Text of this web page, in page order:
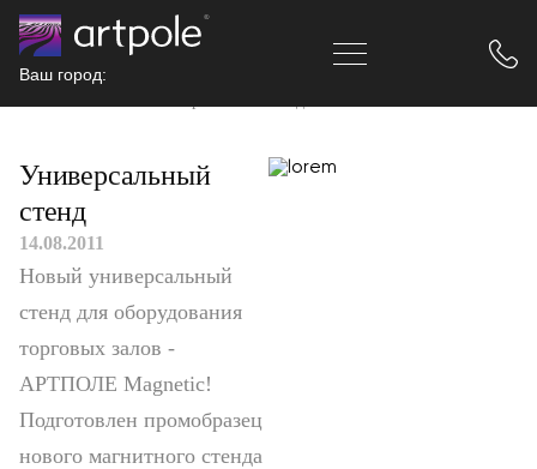
Ваш город:
Универсальный
стенд
14.08.2011
Новый универсальный
стенд для оборудования
торговых залов -
АРТПОЛЕ Magnetic!
Подготовлен промобразец
нового магнитного стенда